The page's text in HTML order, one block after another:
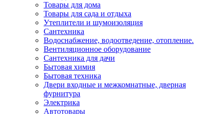
Товары для дома
Товары для сада и отдыха
Утеплители и шумоизоляция
Сантехника
Водоснабжение, водоотведение, отопление.
Вентиляционное оборудование
Сантехника для дачи
Бытовая химия
Бытовая техника
Двери входные и межкомнатные, дверная
фурнитура
Электрика
Автотовары